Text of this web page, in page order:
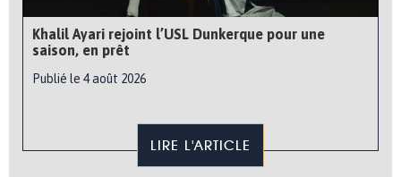
Khalil Ayari rejoint l’USL Dunkerque pour une
saison, en prêt
Publié le 4 août 2026
LIRE L'ARTICLE